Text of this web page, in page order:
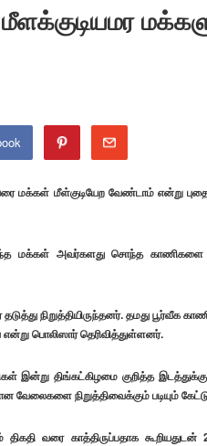
மீளக்குடியமர
மக்கள் மீள்குடியேற வேண்டாம் என்று
மக்கள் அவர்களது சொந்த காணிகளை
நிறுத்தியிருந்தனர். தமது பூர்வீக
பொலிஸார் தெரிவித்துள்ளனர்.
திங்கட்கிழமை குறித்த
வேலைகளை நிறுத்திவைக்கும் படியும்
வரை காத்திருப்பதாக கூறியதுடன்